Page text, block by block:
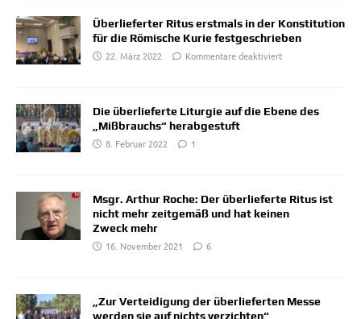
Überlieferter Ritus erstmals in der Konstitution
für die Römische Kurie festgeschrieben
22. März 2022
Kommentare deaktiviert
Die überlieferte Liturgie auf die Ebene des
„Mißbrauchs“ herabgestuft
8. Februar 2022
1
Msgr. Arthur Roche: Der überlieferte Ritus ist
nicht mehr zeitgemäß und hat keinen
Zweck mehr
16. November 2021
6
„Zur Verteidigung der überlieferten Messe
werden sie auf nichts verzichten“